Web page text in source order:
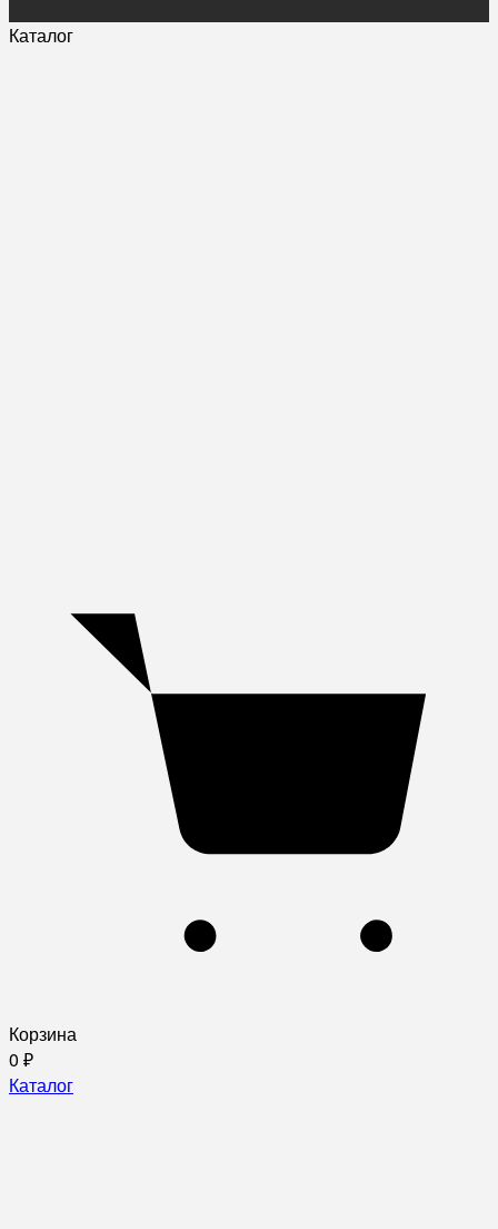
Каталог
Корзина
0 ₽
Каталог